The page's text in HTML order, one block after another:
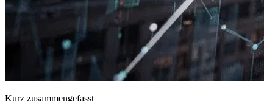
Kurz zusammengefasst